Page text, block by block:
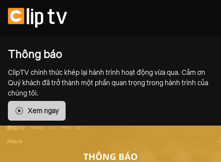
Thông báo
ClipTV chính thức khép lại hành trình hoạt động vừa qua. Cảm ơn
Quý khách đã trở thành một phần quan trọng trong hành trình của
chúng tôi.
Xem ngay